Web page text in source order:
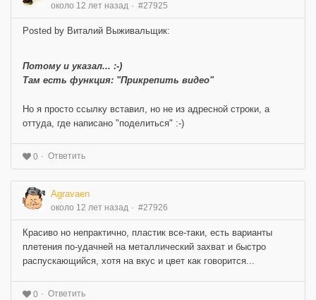
около 12 лет назад #27925
Posted by Виталий Выживальщик:
Потому и указал... :-)
Там есть функция: "Прикрепить видео"
Но я просто ссылку вставил, но не из адресной строки, а
оттуда, где написано "поделиться" :-)
0 Ответить
Agravaen
около 12 лет назад #27926
Красиво но непрактично, пластик все-таки, есть варианты
плетения по-удачней на металлический захват и быстро
распускающийся, хотя на вкус и цвет как говорится...
0 Ответить